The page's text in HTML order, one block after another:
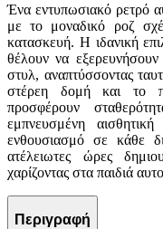
Ένα εντυπωσιακό ρετρό
με το μοναδικό ροζ
κατασκευή. Η ιδανική
θέλουν να
στυλ, αναπτύσσοντας
στέρεη δομή και το
προσφέρουν
εμπνευσμένη
ενθουσιασμό σε κάθε
ατέλειωτες ώρες
χαρίζοντας στα παιδιά
Περιγραφή